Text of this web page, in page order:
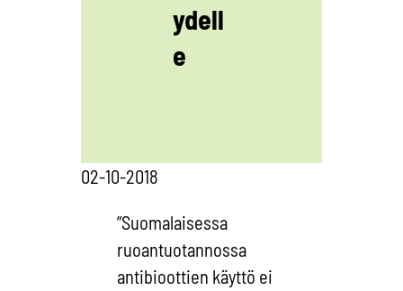
ydell
e
02-10-2018
”Suomalaisessa
ruoantuotannossa
antibioottien käyttö ei